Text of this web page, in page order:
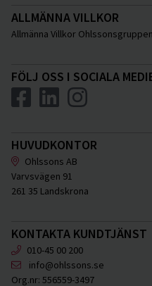
ALLMÄNNA VILLKOR
Allmänna Villkor
FÖLJ OSS I SOCIALA
HUVUDKONTOR
Ohlssons AB
Varvsvägen 91
261 35 Landskrona
KONTAKTA KUNDTJÄNST
010-45 00 200
info@ohlssons.se
Org.nr: 556559-3497